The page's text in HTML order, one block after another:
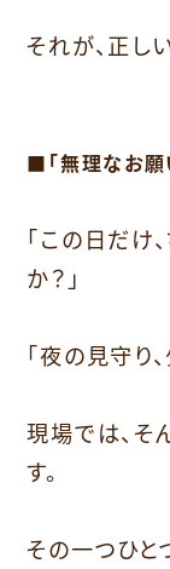
それが、正し
■「無理なお願
「この日だけ
か？」
「夜の見守り
現場では、そ
す。
その一つひと